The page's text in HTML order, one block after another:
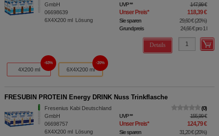
GmbH
06698639
6X4X200 ml Lösung
UVP** 147,99 €
Unser Preis* 118,39 €
Sie sparen 29,60 €(20%)
Grundpreis
24,66 €pro 1 l
Details
4X200 ml
63%
6X4X200 ml
20%
FRESUBIN PROTEIN Energy DRINK Nuss Trinkflasche
Fresenius Kabi Deutschland
GmbH
06698757
6X4X200 ml Lösung
0
UVP** 155,99 €
Unser Preis* 124,79 €
Sie sparen 31,20 €(20%)